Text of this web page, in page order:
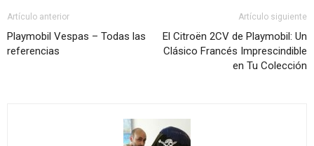
Artículo anterior
Playmobil Vespas – Todas las
referencias
Artículo siguiente
El Citroën 2CV de Playmobil: Un
Clásico Francés Imprescindible
en Tu Colección